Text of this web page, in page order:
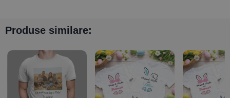
Produse similare: